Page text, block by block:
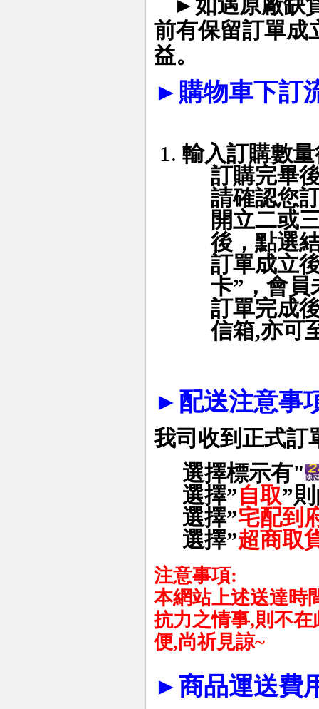
►如遇原廠缺
前有保留訂單成
益。
► 購物車下訂
輸入訂購數
訂購完畢
請確認您
開立二或
後，點選
訂單成立
卡”，會員
訂單完成
信箱,亦可
► 配送注意事
我司收到正式訂
選擇標示有"
選擇”自取”
選擇”宅配到
選擇”超商取
注意事項:
本網站上述送達時
抗力之情事,則不在
便,尚祈見諒~
►商品運送費